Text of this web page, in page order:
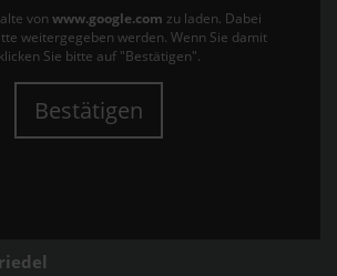
von www.google.com zu laden. Dabei
weitergegeben werden. Wenn Sie damit
Sie bitte auf "Bestätigen".
Bestätigen